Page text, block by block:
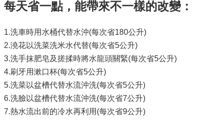
每天省一點，能帶來不一樣的改變：
1.洗車時用水桶代替水沖(每次省180公升)
2.澆花以洗菜洗米水代替(每次省5公升)
3.洗手抹肥皂及搓揉時將水龍頭關緊(每次省5公升)
4.刷牙用漱口杯(每次省5公升)
5.洗菜以盆槽代替水流沖洗(每次省5公升)
6.洗臉以盆槽代替水流沖洗(每次省7公升)
7.熱水流出前的冷水再利用(每次省9公升)